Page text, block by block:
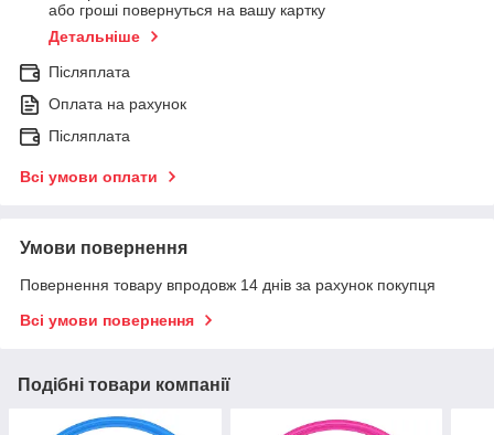
або гроші повернуться на вашу картку
Детальніше
Післяплата
Оплата на рахунок
Післяплата
Всі умови оплати
Умови повернення
Повернення товару впродовж 14 днів за рахунок покупця
Всі умови повернення
Подібні товари компанії